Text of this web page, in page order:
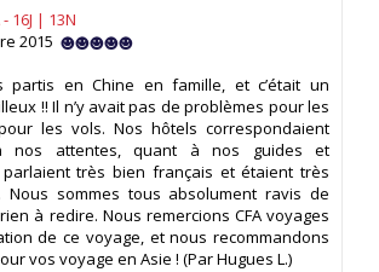
- 16J | 13N
2015
partis en Chine en famille, et c’était un
!! Il n’y avait pas de problèmes pour les
les vols. Nos hôtels correspondaient
nos attentes, quant à nos guides et
très bien français et étaient très
Nous sommes tous absolument ravis de
à redire. Nous remercions CFA voyages
de ce voyage, et nous recommandons
vos voyage en Asie ! (Par Hugues L.)